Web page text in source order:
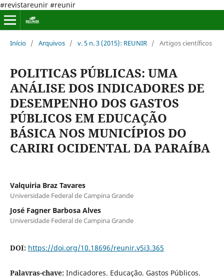
#revistareunir #reunir
Início / Arquivos / v. 5 n. 3 (2015): REUNIR / Artigos científicos
POLITICAS PÚBLICAS: UMA
ANÁLISE DOS INDICADORES DE
DESEMPENHO DOS GASTOS
PÚBLICOS EM EDUCAÇÃO
BÁSICA NOS MUNICÍPIOS DO
CARIRI OCIDENTAL DA PARAÍBA
Valquiria Braz Tavares
Universidade Federal de Campina Grande
José Fagner Barbosa Alves
Universidade Federal de Campina Grande
DOI: https://doi.org/10.18696/reunir.v5i3.365
Palavras-chave: Indicadores. Educação. Gastos Públicos.